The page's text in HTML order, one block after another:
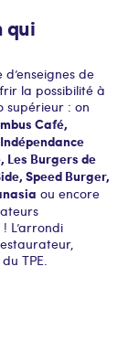
qui
de
la possibilité à
supérieur : on
Café,
Les Burgers de
Speed Burger,
ou encore
L’arrondi
TPE.